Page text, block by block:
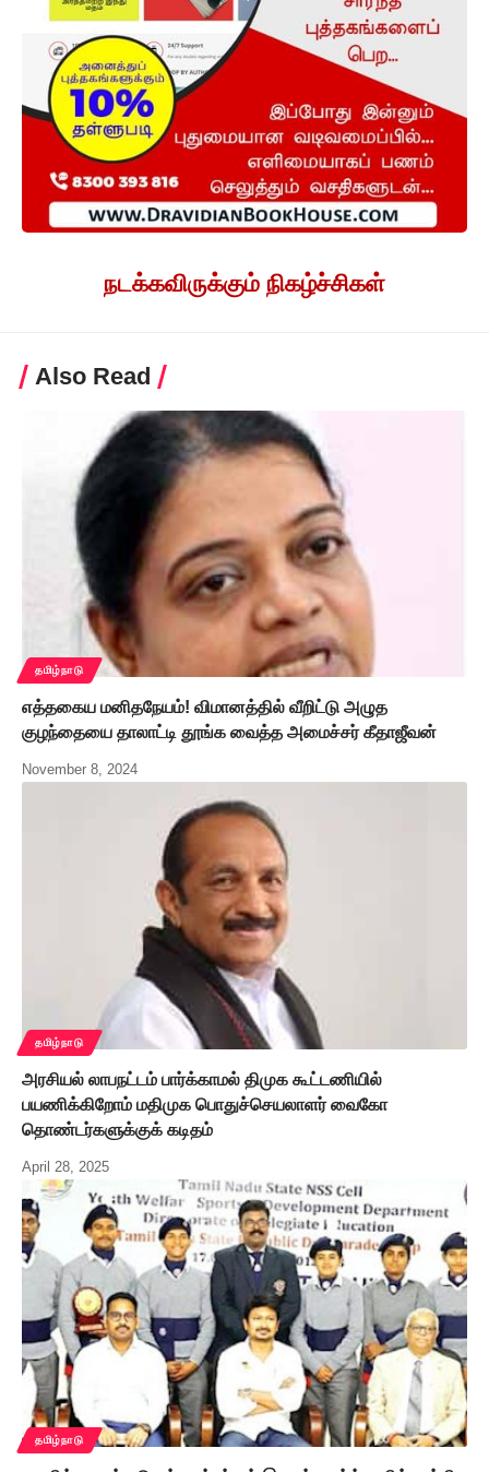
நடக்கவிருக்கும் நிகழ்ச்சிகள்
Also Read
தமிழ்நாடு
எத்தகைய மனிதநேயம்! விமானத்தில் வீறிட்டு அழுத
குழந்தையை தாலாட்டி தூங்க வைத்த அமைச்சர் கீதாஜீவன்
November 8, 2024
தமிழ்நாடு
அரசியல் லாபநட்டம் பார்க்காமல் திமுக கூட்டணியில்
பயணிக்கிறோம் மதிமுக பொதுச்செயலாளர் வைகோ
தொண்டர்களுக்குக் கடிதம்
April 28, 2025
தமிழ்நாடு